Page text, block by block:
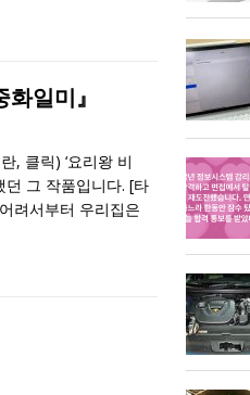
일미』
, 클릭) ‘요리왕 비
던 그 작품입니다. [타
려서부터 우리집은